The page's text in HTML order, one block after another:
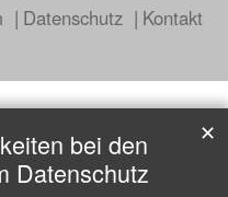
Datenschutz
Kontakt
bei den
Datenschutz
✕